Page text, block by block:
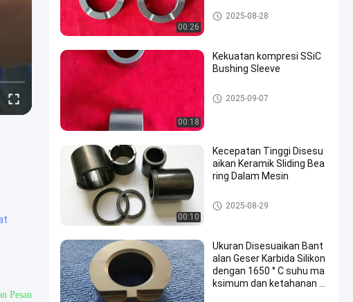
Pesan
00:26
Bantalan Karbida Silikon
2025-08-28
00:18
Kekuatan kompresi SSiC
Bushing Sleeve
Bantalan Karbida Silikon
2025-09-07
00:10
Kecepatan Tinggi Disesu
aikan Keramik Sliding Bea
ring Dalam Mesin
Penyegelan Mekanis
2025-08-29
Ukuran Disesuaikan Bant
alan Geser Karbida Silikon
dengan 1650 ° C suhu ma
ksimum dan ketahanan k